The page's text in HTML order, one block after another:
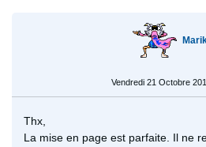
Vendredi 21 Octobre
Thx,
La mise en page est parfaite. Il ne